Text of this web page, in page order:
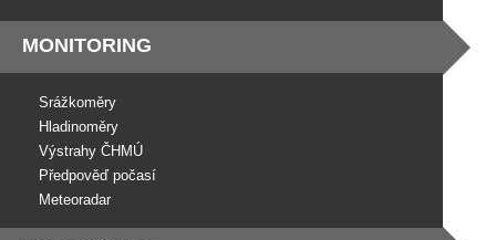
MONITORING
Srážkoměry
Hladinoměry
Výstrahy ČHMÚ
Předpověď počasí
Meteoradar